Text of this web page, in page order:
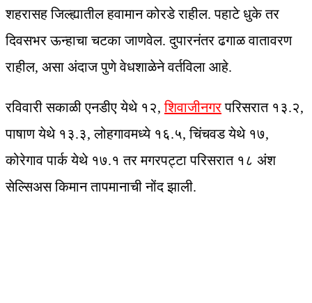
शहरासह जिल्ह्यातील हवामान कोरडे राहील. पहाटे धुके तर
दिवसभर ऊन्हाचा चटका जाणवेल. दुपारनंतर ढगाळ वातावरण
राहील, असा अंदाज पुणे वेधशाळेने वर्तविला आहे.
रविवारी सकाळी एनडीए येथे १२,शिवाजीनगरपरिसरात १३.२,
पाषाण येथे १३.३, लोहगावमध्ये १६.५, चिंचवड येथे १७,
कोरेगाव पार्क येथे १७.१ तर मगरपट्टा परिसरात १८ अंश
सेल्सिअस किमान तापमानाची नोंद झाली.